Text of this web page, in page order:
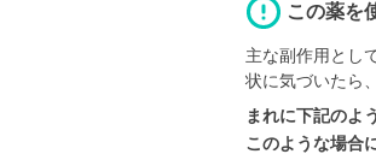
この薬を
主な副作用とし
状に気づいたら
まれに下記のよ
このような場合